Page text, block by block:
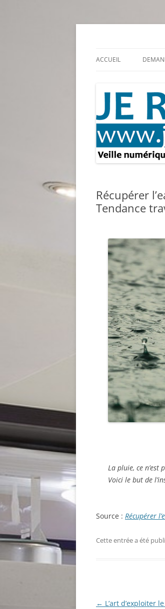
Aller
ACCUEIL
Récupérer
Tendance
La pluie, ce n’est
Voici le but de
Source : Récupérer
Cette entrée a été
Navigation
← L’art d’exploiter